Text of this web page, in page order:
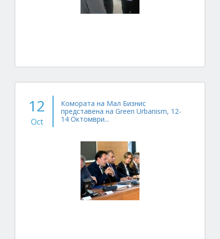
12
Oct
Комората на Мал Бизнис
представена на Green Urbanism, 12-
14 Октомври...